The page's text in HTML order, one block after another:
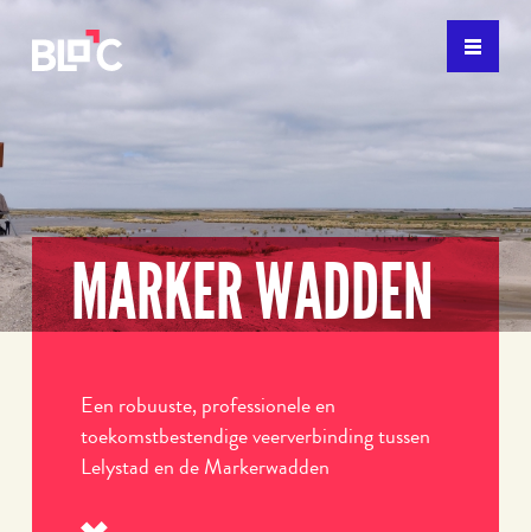
MARKER WADDEN
Een robuuste, professionele en
toekomstbestendige veerverbinding tussen
Lelystad en de Markerwadden